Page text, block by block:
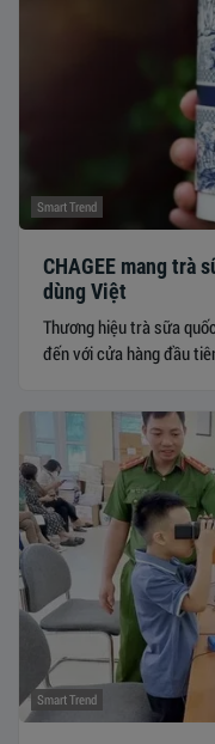
Smart Trend
CHAGEE mang trà
dùng Việt
Thương hiệu trà sữa
đến với cửa hàng đầu
Smart Trend